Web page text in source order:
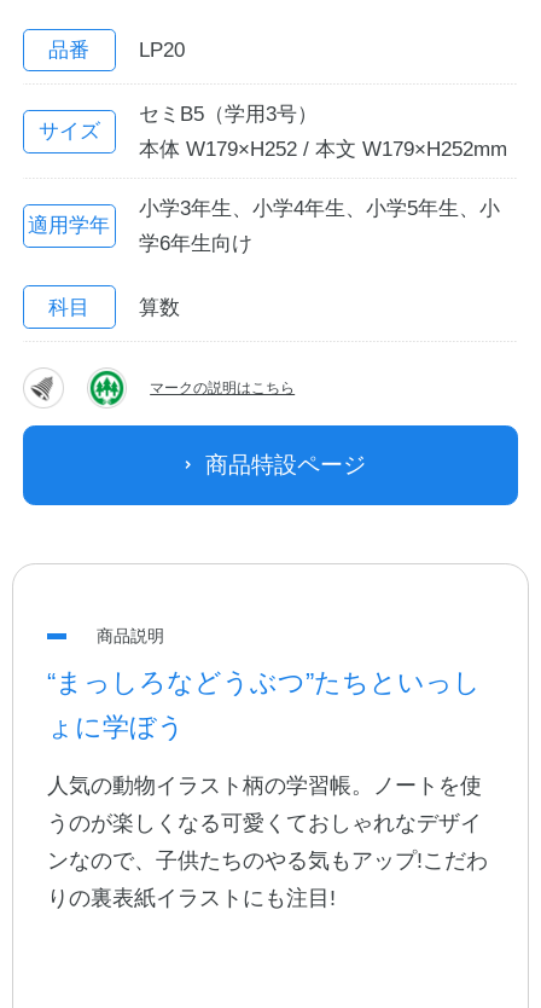
English
法人のお客様へ
公式アカウント
日本ノート
品番 LP20
サイズ
セミB5（学用3号）
本体 W179×H252 / 本文 W179×H252mm
適用学年
小学3年生、小学4年生、小学5年生、小
学6年生向け
科目 算数
マークの説明はこちら
商品特設ページ
商品説明
“まっしろなどうぶつ”たちといっし
ょに学ぼう
人気の動物イラスト柄の学習帳。ノートを使
うのが楽しくなる可愛くておしゃれなデザイ
ンなので、子供たちのやる気もアップ!こだわ
りの裏表紙イラストにも注目!